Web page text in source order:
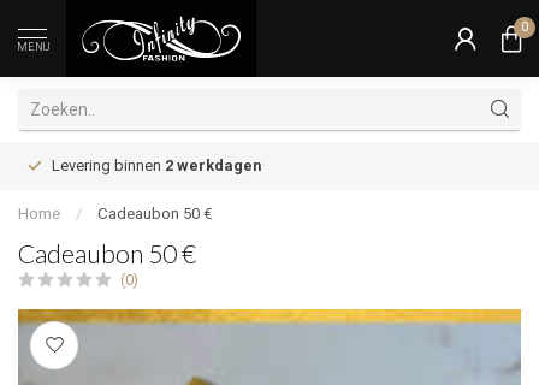
MENU
0
Levering binnen 2 werkdagen
Home / Cadeaubon 50 €
Cadeaubon 50 €
(0)